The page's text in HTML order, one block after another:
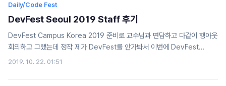
Daily/Code Fest
DevFest Seoul 2019 Staff 후기
DevFest Campus Korea 2019 준비로 교수님과 면담하고 다같이 행아웃
회의하고 그랬는데 정작 제가 DevFest를 안가봐서 이번에 DevFest
Seoul 스탭으로 지원을 하게되었습니다! 사실 너무 속셈이 보이는 지원서였
일이 와서 열심히 즐기다 왔습니다! 어쨌든, 진짜진짜! 한 줄 후기는 가길 잘했
2019. 10. 22. 01:51